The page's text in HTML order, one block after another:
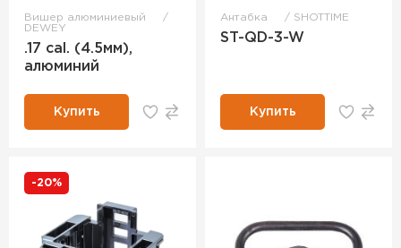
Вишер алюминиевый
DEWEY
.17 cal. (4.5мм),
алюминий
Купить
Антабка SHOTTIME
ST-QD-3-W
Купить
-20%